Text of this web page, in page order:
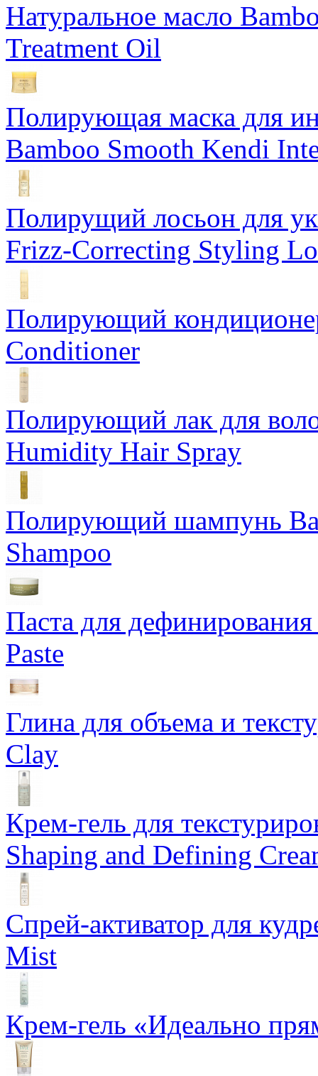
Натуральное масло
Treatment Oil
Полирующая маска для
Bamboo Smooth Kendi
Полирущий лосьон для
Frizz-Correcting Styling
Полирующий
Conditioner
Полирующий лак для
Humidity Hair Spray
Полирующий шампунь
Shampoo
Паста для
Paste
Глина для объема и
Clay
Крем-гель для
Shaping and Defining
Спрей-активатор для
Mist
Крем-гель «Идеально